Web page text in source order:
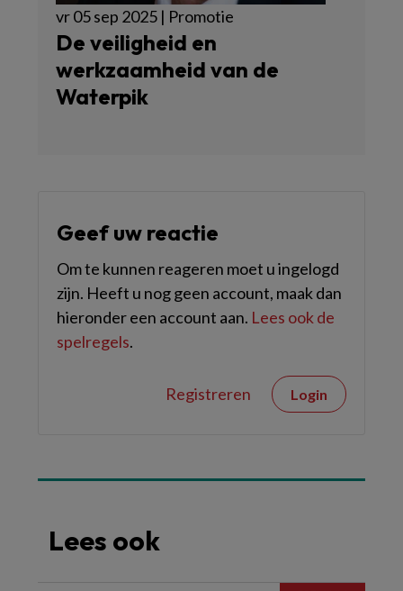
vr 05 sep 2025 | Promotie
De veiligheid en
werkzaamheid van de
Waterpik
Geef uw reactie
Om te kunnen reageren moet u ingelogd
zijn. Heeft u nog geen account, maak dan
hieronder een account aan. Lees ook de
spelregels.
Registreren Login
Lees ook